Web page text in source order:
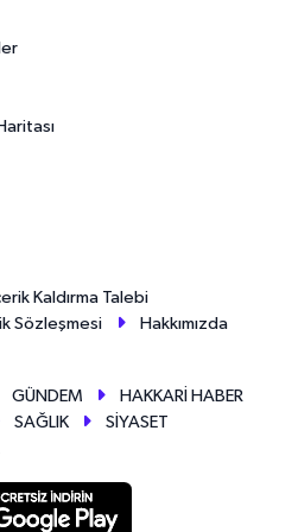
Kaldırma Talebi
Sözleşmesi
Hakkımızda
GÜNDEM
HAKKARİ HABER
SAĞLIK
SİYASET